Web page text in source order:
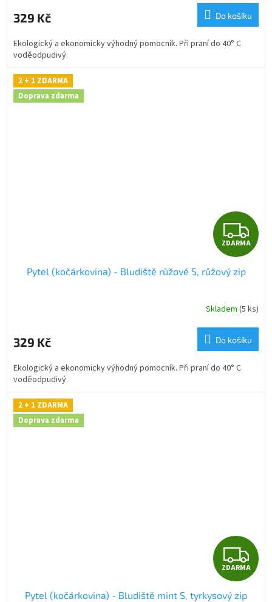
M
A
329 Kč Do košíku
Ekologický a ekonomicky výhodný pomocník. Při praní do 40° C
voděodpudivý.
2 + 1 ZDARMA
Doprava zdarma
Z
D
R
M
A
ZDARMA
Pytel (kočárkovina) - Bludiště růžové S, růžový zip
Skladem (5 ks)
329 Kč Do košíku
Ekologický a ekonomicky výhodný pomocník. Při praní do 40° C
voděodpudivý.
2 + 1 ZDARMA
Doprava zdarma
Z
D
ZDARMA
Pytel (kočárkovina) - Bludiště mint S, tyrkysový zip